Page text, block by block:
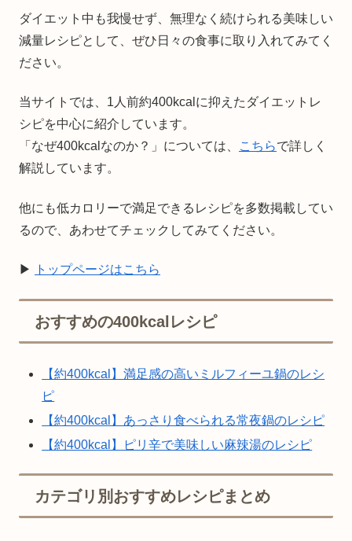
ダイエット中も我慢せず、無理なく続けられる美味しい
減量レシピとして、ぜひ日々の食事に取り入れてみてく
ださい。
当サイトでは、1人前約400kcalに抑えたダイエットレ
シピを中心に紹介しています。
「なぜ400kcalなのか？」については、
こちらで詳しく
解説しています。
他にも低カロリーで満足できるレシピを多数掲載してい
るので、あわせてチェックしてみてください。
▶ トップページはこちら
おすすめの400kcalレシピ
【約400kcal】満足感の高いミルフィーユ鍋のレシ
ピ
【約400kcal】あっさり食べられる常夜鍋のレシピ
【約400kcal】ピリ辛で美味しい麻辣湯のレシピ
カテゴリ別おすすめレシピまとめ